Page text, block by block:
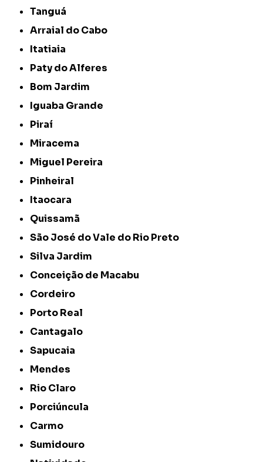
Tanguá
Arraial do Cabo
Itatiaia
Paty do Alferes
Bom Jardim
Iguaba Grande
Piraí
Miracema
Miguel Pereira
Pinheiral
Itaocara
Quissamã
São José do Vale do Rio Preto
Silva Jardim
Conceição de Macabu
Cordeiro
Porto Real
Cantagalo
Sapucaia
Mendes
Rio Claro
Porciúncula
Carmo
Sumidouro